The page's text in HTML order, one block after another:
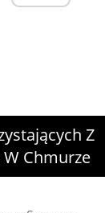
Z
Chmurze